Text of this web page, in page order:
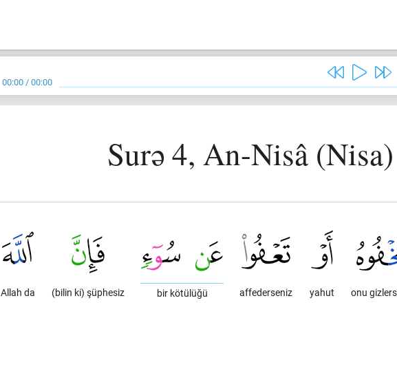
00:00 /00:00
Surə 4, An-Nisâ (Nisa)
onu
yahut
affederseniz
bir kötülüğü
(bilin ki) şüphesiz
Allah da